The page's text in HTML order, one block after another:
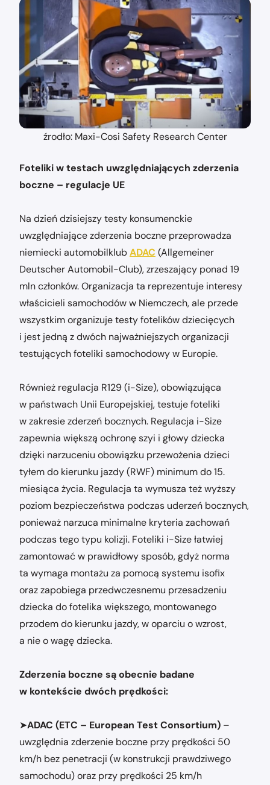
źrodło: Maxi-Cosi Safety Research Center
Foteliki w testach uwzględniających zderzenia
boczne – regulacje UE
Na dzień dzisiejszy testy konsumenckie
uwzględniające zderzenia boczne przeprowadza
niemiecki automobilklubADAC (Allgemeiner
Deutscher Automobil-Club), zrzeszający ponad 19
mln członków. Organizacja ta reprezentuje interesy
właścicieli samochodów w Niemczech, ale przede
wszystkim organizuje testy fotelików dziecięcych
i jest jedną z dwóch najważniejszych organizacji
testujących foteliki samochodowy w Europie.
Również regulacja R129 (i-Size), obowiązująca
w państwach Unii Europejskiej, testuje foteliki
w zakresie zderzeń bocznych. Regulacja i-Size
zapewnia większą ochronę szyi i głowy dziecka
dzięki narzuceniu obowiązku przewożenia dzieci
tyłem do kierunku jazdy (RWF) minimum do 15.
miesiąca życia. Regulacja ta wymusza też wyższy
poziom bezpieczeństwa podczas uderzeń bocznych,
ponieważ narzuca minimalne kryteria zachowań
podczas tego typu kolizji. Foteliki i-Size łatwiej
zamontować w prawidłowy sposób, gdyż norma
ta wymaga montażu za pomocą systemu isofix
oraz zapobiega przedwczesnemu przesadzeniu
dziecka do fotelika większego, montowanego
przodem do kierunku jazdy, w oparciu o wzrost,
a nie o wagę dziecka.
Zderzenia boczne są obecnie badane
w kontekście dwóch prędkości:
➤ADAC (ETC – European Test Consortium) –
uwzględnia zderzenie boczne przy prędkości 50
km/h bez penetracji (w konstrukcji prawdziwego
samochodu) oraz przy prędkości 25 km/h